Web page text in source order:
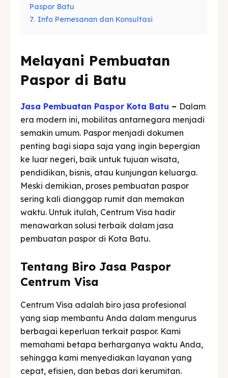
Paspor Batu
7. Info Pemesanan dan Konsultasi
Melayani Pembuatan
Paspor di Batu
Jasa Pembuatan Paspor Kota Batu – Dalam
era modern ini, mobilitas antarnegara menjadi
semakin umum. Paspor menjadi dokumen
penting bagi siapa saja yang ingin bepergian
ke luar negeri, baik untuk tujuan wisata,
pendidikan, bisnis, atau kunjungan keluarga.
Meski demikian, proses pembuatan paspor
sering kali dianggap rumit dan memakan
waktu. Untuk itulah, Centrum Visa hadir
menawarkan solusi terbaik dalam jasa
pembuatan paspor di Kota Batu.
Tentang Biro Jasa Paspor
Centrum Visa
Centrum Visa adalah biro jasa profesional
yang siap membantu Anda dalam mengurus
berbagai keperluan terkait paspor. Kami
memahami betapa berharganya waktu Anda,
sehingga kami menyediakan layanan yang
cepat, efisien, dan bebas dari kerumitan.